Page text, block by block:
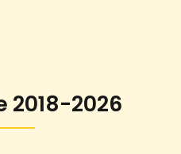
2018-2026